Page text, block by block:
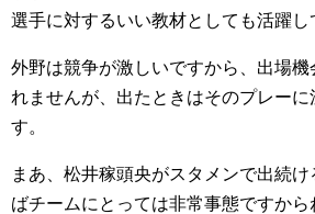
選手に対するいい教材としても活躍し
外野は競争が激しいですから、出場機
れませんが、出たときはそのプレーに
す。
まあ、松井稼頭央がスタメンで出続
ばチームにとっては非常事態ですから